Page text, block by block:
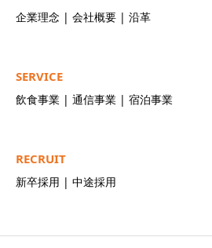
企業理念 | 会社概要 | 沿革
SERVICE
飲食事業 | 通信事業 | 宿泊事業
RECRUIT
新卒採用 | 中途採用